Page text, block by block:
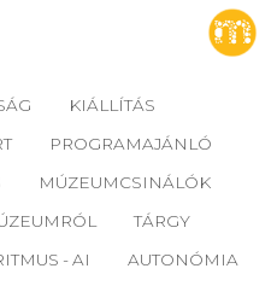
KIÁLLÍTÁS
PROGRAMAJÁNLÓ
MÚZEUMCSINÁLÓK
TÁRGY
- AI AUTONÓMIA